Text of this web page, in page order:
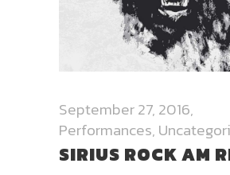
September 27, 2016
Performances,
SIRIUS ROCK AM